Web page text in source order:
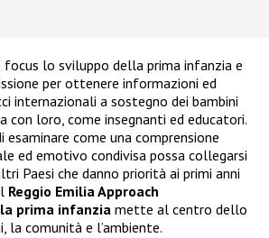
focus lo sviluppo della prima infanzia e
per ottenere informazioni ed
internazionali a sostegno dei bambini
con loro, come insegnanti ed educatori.
esaminare come una comprensione
ed emotivo condivisa possa collegarsi
Paesi che danno priorità ai primi anni
Reggio Emilia Approach
prima infanzia mette al centro dello
la comunità e l’ambiente.